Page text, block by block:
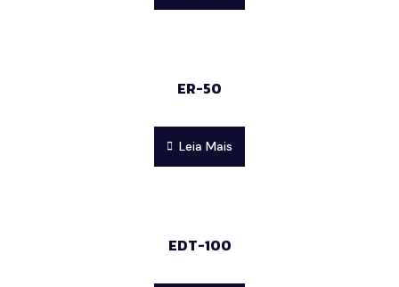
ER-50
Leia Mais
EDT-100